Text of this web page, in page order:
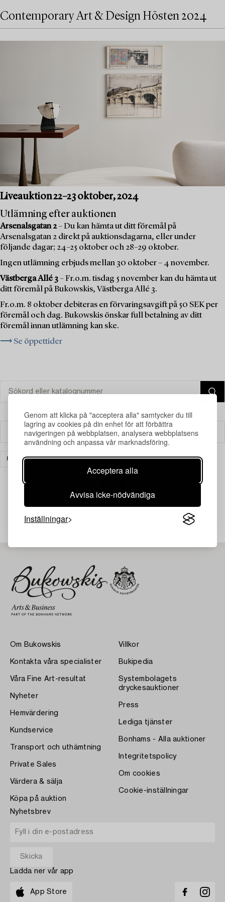
Genom att klicka på "acceptera alla" samtycker du till
lagring av cookies på din enhet för att förbättra
navigeringen på webbplatsen, analysera webbplatsens
användning och anpassa vår marknadsföring.
Acceptera alla
Avvisa icke-nödvändiga
Inställningar
Contemporary Art & Design Hösten 2024
Liveauktion 22–23 oktober, 2024
Utlämning efter auktionen
Arsenalsgatan 2– Du kan hämta ut ditt föremål på
Arsenalsgatan 2 direkt på auktionsdagarna, eller under
följande dagar; 24–25 oktober och 28–29 oktober.
Ingen utlämning erbjuds mellan 30 oktober – 4 november.
Västberga Allé 3– Fr.o.m. tisdag 5 november kan du hämta ut
ditt föremål på Bukowskis, Västberga Allé 3.
Fr.o.m. 8 oktober debiteras en förvaringsavgift på 50 SEK per
föremål och dag. Bukowskis önskar full betalning av ditt
föremål innan utlämning kan ske.
⟶ Se öppettider
Filter
FOTOGRAFI RENSA ALLA
Din sökning gav ingen träff just nu.
Om Bukowskis
Kontakta våra specialister
Våra Fine Art-resultat
Nyheter
Hemvärdering
Kundservice
Transport och uthämtning
Private Sales
Värdera & sälja
Köpa på auktion
Villkor
Bukipedia
Systembolagets
dryckesauktioner
Press
Lediga tjänster
Bonhams - Alla auktioner
Integritetspolicy
Om cookies
Cookie-inställningar
Nyhetsbrev
Ladda ner vår app
App Store